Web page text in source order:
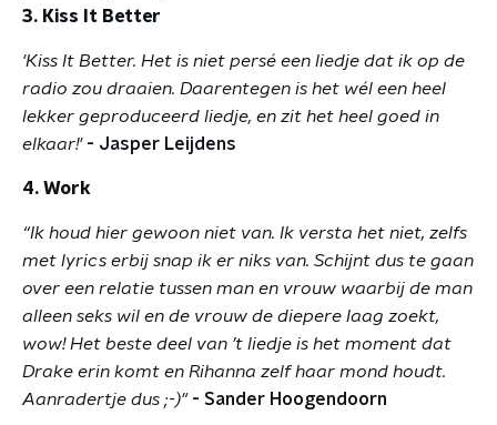
3. Kiss It Better
'Kiss It Better. Het is niet persé een liedje dat ik op de
radio zou draaien. Daarentegen is het wél een heel
lekker geproduceerd liedje, en zit het heel goed in
elkaar!'- Jasper Leijdens
4. Work
“Ik houd hier gewoon niet van. Ik versta het niet, zelfs
met lyrics erbij snap ik er niks van. Schijnt dus te gaan
over een relatie tussen man en vrouw waarbij de man
alleen seks wil en de vrouw de diepere laag zoekt,
wow! Het beste deel van ’t liedje is het moment dat
Drake erin komt en Rihanna zelf haar mond houdt.
Aanradertje dus ;-)"- Sander Hoogendoorn